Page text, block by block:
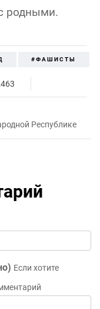
родными.
#ФАШИСТЫ
Республике
Если хотите